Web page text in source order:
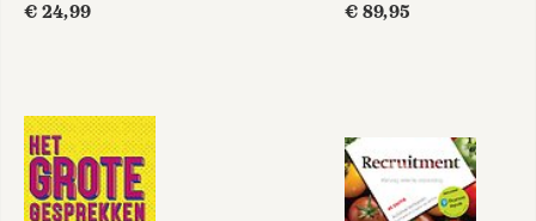
Teaming: de nieuwe
Samen safe
Bekijk alle boeken
€ 24,99
€ 89,95